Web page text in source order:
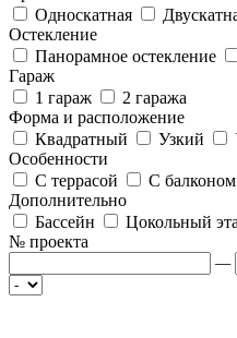
Односкатная
Остекление
Панорамное остекление
Гараж
1 гараж
2 гаража
Форма и расположение
Квадратный
Узкий
Особенности
С террасой
С балконом
Дополнительно
Бассейн
Цокольный
№ проекта
—